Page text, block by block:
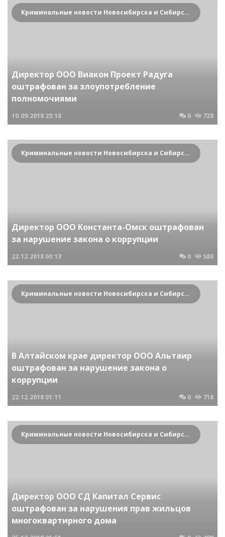
Криминальные новости Новосибирска и Сибирского региона
Директор ООО Виакон Проект Радуга
оштрафован за злоупотребление
полномочиями
10.09.2018 23:18 0 728
Криминальные новости Новосибирска и Сибирского региона
Директор ООО Константа-Омск оштрафован
за нарушение закона о коррупции
22.12.2018 00:13 0 580
Криминальные новости Новосибирска и Сибирского региона
В Алтайском крае директор ООО Альтаир
оштрафован за нарушение закона о
коррупции
22.12.2018 01:11 0 718
Криминальные новости Новосибирска и Сибирского региона
Директор ООО СД Капитал Сервис
оштрафован за нарушения прав жильцов
многоквартирного дома